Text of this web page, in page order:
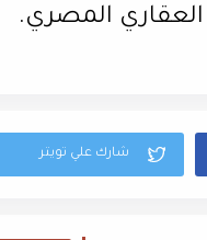
المصري.